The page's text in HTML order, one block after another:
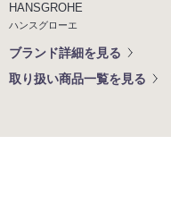
HANSGROHE
ハンスグローエ
ブランド詳細を見る
取り扱い商品一覧を見る